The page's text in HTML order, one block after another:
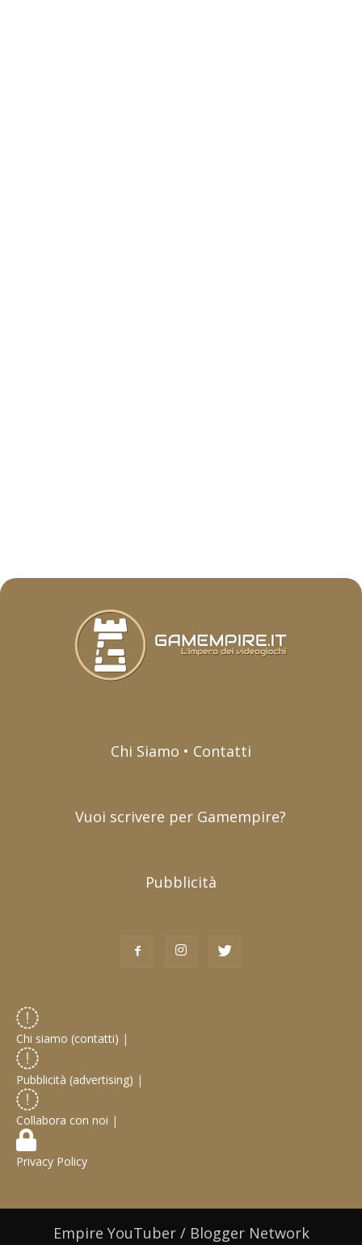
Chi Siamo • Contatti
Vuoi scrivere per Gamempire?
Pubblicità
Chi siamo (contatti) |
Pubblicità (advertising) |
Collabora con noi |
Privacy Policy
Empire YouTuber / Blogger Network